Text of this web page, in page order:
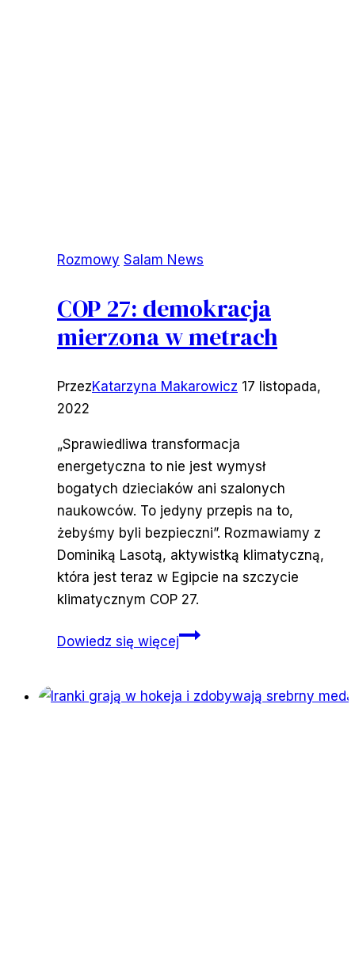
Rozmowy Salam News
COP 27: demokracja
mierzona w metrach
PrzezKatarzyna Makarowicz 17 listopada,
2022
„Sprawiedliwa transformacja
energetyczna to nie jest wymysł
bogatych dzieciaków ani szalonych
naukowców. To jedyny przepis na to,
żebyśmy byli bezpieczni”. Rozmawiamy z
Dominiką Lasotą, aktywistką klimatyczną,
która jest teraz w Egipcie na szczycie
klimatycznym COP 27.
Dowiedz się więcejCOP
mierzona